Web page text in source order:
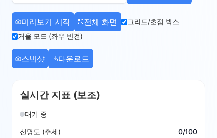
미리보기 시작 전체 화면
그리드/초점 박스
거울 모드 (좌우 반전)
스냅샷 다운로드
실시간 지표 (보조)
대기 중
선명도 (추세) 0/100